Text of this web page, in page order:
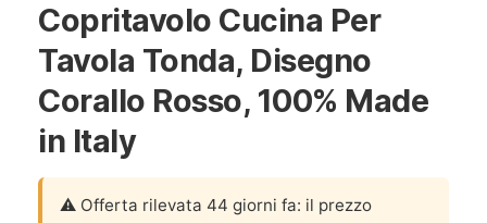
Copritavolo Cucina Per
Tavola Tonda, Disegno
Corallo Rosso, 100% Made
in Italy
⚠️ Offerta rilevata 44 giorni fa: il prezzo